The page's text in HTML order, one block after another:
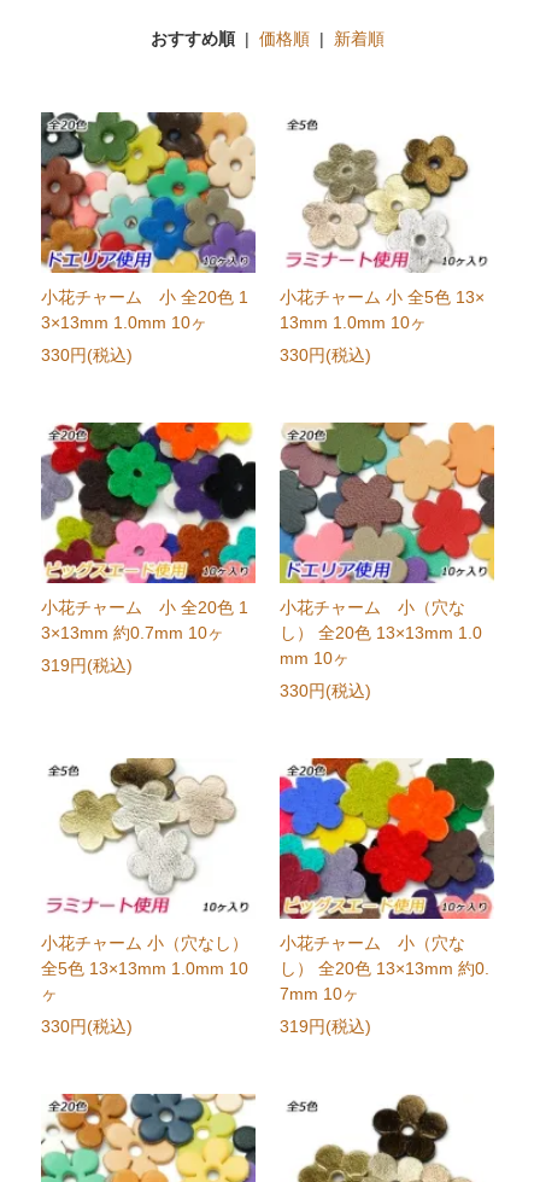
おすすめ順| 価格順| 新着順
小花チャーム 小 全20色 1
3×13mm 1.0mm 10ヶ
330円(税込)
小花チャーム 小 全5色 13×
13mm 1.0mm 10ヶ
330円(税込)
小花チャーム 小 全20色 1
3×13mm 約0.7mm 10ヶ
319円(税込)
小花チャーム 小（穴な
し） 全20色 13×13mm 1.0
mm 10ヶ
330円(税込)
小花チャーム 小（穴なし）
全5色 13×13mm 1.0mm 10
ヶ
330円(税込)
小花チャーム 小（穴な
し） 全20色 13×13mm 約0.
7mm 10ヶ
319円(税込)